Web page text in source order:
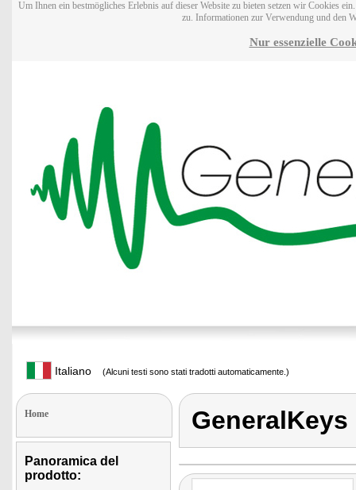
Um Ihnen ein bestmögliches Erlebnis auf dieser Website zu bieten setzen wir Cookies
zu. Informationen zur Verwendung und den
Nur essenzielle
Italiano (Alcuni testi sono stati tradotti automaticamente.)
Home
Panoramica del
prodotto:
GeneralKeys